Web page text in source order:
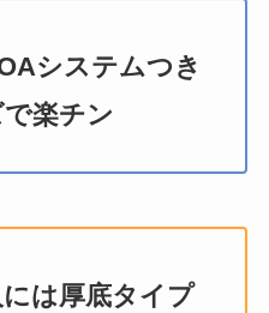
システムつき
楽チン
は厚底タイプ